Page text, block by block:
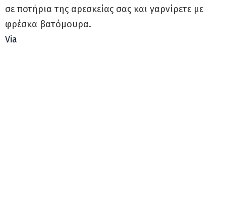
σε ποτήρια της αρεσκείας σας και γαρνίρετε με
φρέσκα βατόμουρα.
Via